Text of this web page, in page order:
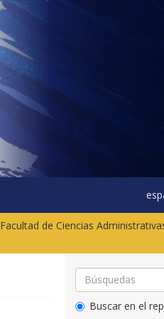
Facultad de Ciencias
Buscar en el